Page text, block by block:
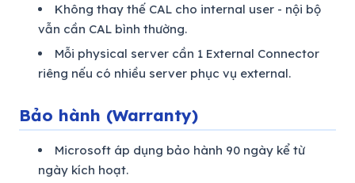
Không thay thế CAL cho internal user - nội bộ
vẫn cần CAL bình thường.
Mỗi physical server cần 1 External Connector
riêng nếu có nhiều server phục vụ external.
Bảo hành (Warranty)
Microsoft áp dụng bảo hành 90 ngày kể từ
ngày kích hoạt.